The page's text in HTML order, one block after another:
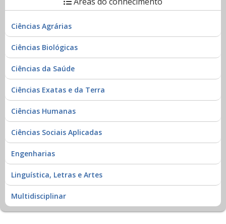
Ciências Agrárias
Ciências Biológicas
Ciências da Saúde
Ciências Exatas e da Terra
Ciências Humanas
Ciências Sociais Aplicadas
Engenharias
Linguística, Letras e Artes
Multidisciplinar